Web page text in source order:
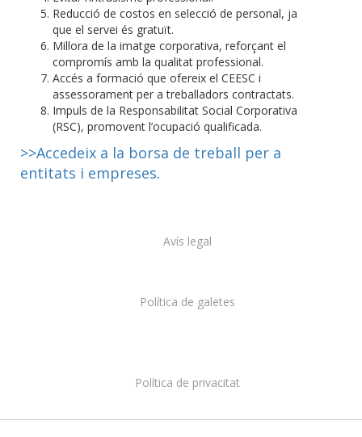
Reducció de costos en selecció de personal, ja
que el servei és gratuït.
Millora de la imatge corporativa, reforçant el
compromís amb la qualitat professional.
Accés a formació que ofereix el CEESC i
assessorament per a treballadors contractats.
Impuls de la Responsabilitat Social Corporativa
(RSC), promovent l’ocupació qualificada.
>>Accedeix a la borsa de treball per a
entitats i empreses.
Política de privacitat
Política de galetes
Avís legal